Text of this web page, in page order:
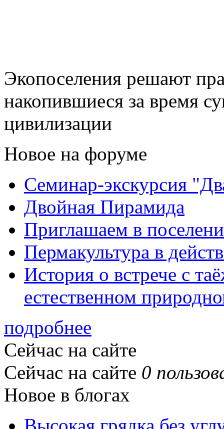
Экопоселения решают
накопившиеся за время
цивилизации
Новое на форуме
Семинар-экскурсия
Двойная Пирамида
Приглашаем в
Пермакультура в
История о встрече с
естественном
подробнее
Сейчас на сайте
Сейчас на сайте 0
Новое в блогах